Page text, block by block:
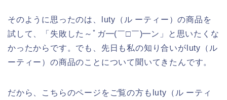
そのように思ったのは、luty（ル ーティー）の商品を
試して、「失敗した～ﾟガ━(￣□￣)━ン」と思いたくな
かったからです。でも、先日も私の知り合いがluty（ル
ーティー）の商品のことについて聞いてきたんです。
だから、こちらのページをご覧の方もluty（ル ーティ